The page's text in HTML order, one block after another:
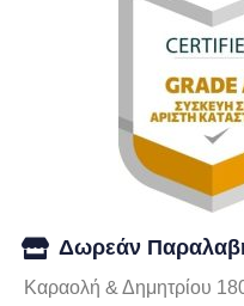
Δωρεάν
Καραολή & Δημητρίου